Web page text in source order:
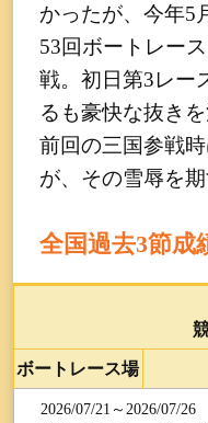
かったが、今年5
53回ボートレー
戦。初日第3レー
るも豪快な抜き
前回の三国参戦
が、その雪辱を
全国過去3節成
ボートレース場
2026/07/21～2026/07/26